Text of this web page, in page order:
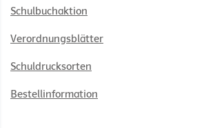
Schulbuchaktion
Verordnungsblätter
Schuldrucksorten
Bestellinformation